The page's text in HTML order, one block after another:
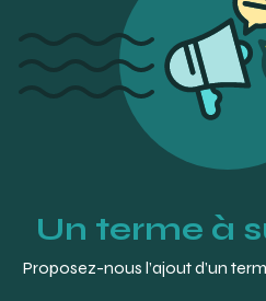
Un terme à
Proposez-nous l’ajout d’un